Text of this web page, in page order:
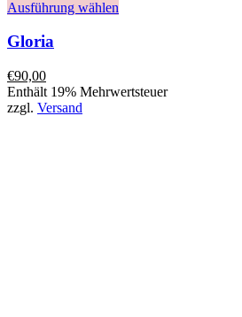
Ausführung wählen
Gloria
€90,00
Enthält 19% Mehrwertsteuer
zzgl. Versand